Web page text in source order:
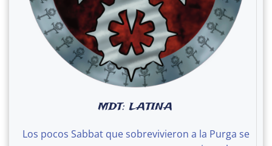
MDT: LATINA
Los pocos Sabbat que sobrevivieron a la Purga se